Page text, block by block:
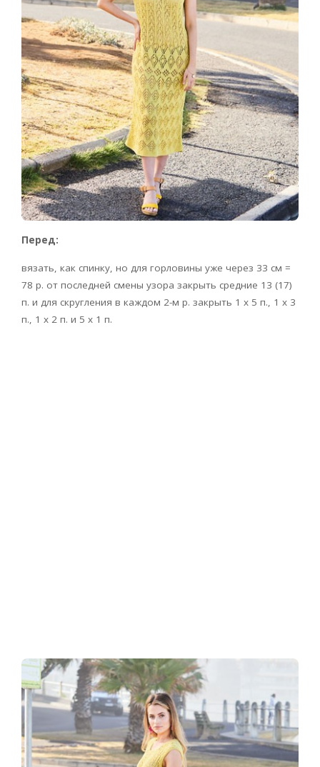
Перед:
вязать, как спинку, но для горловины уже через 33 см =
78 р. от последней смены узора закрыть средние 13 (17)
п. и для скругления в каждом 2-м р. закрыть 1 х 5 п., 1 х 3
п., 1 х 2 п. и 5 х 1 п.